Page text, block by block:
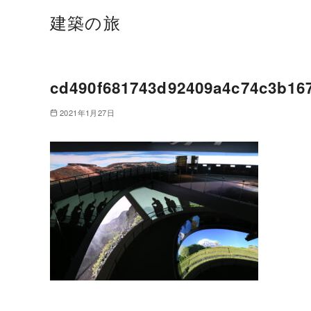
建築の旅
2021年1月27日